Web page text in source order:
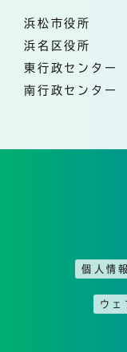
浜松市役所
浜名区役所
東行政センター
南行政センター
個人情
ウェ